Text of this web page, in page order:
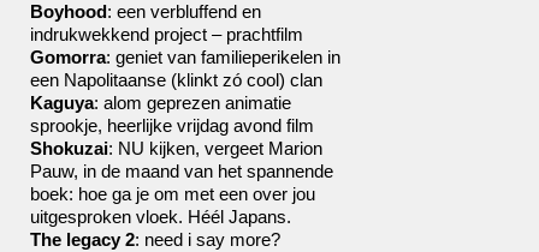
Boyhood: een verbluffend en
indrukwekkend project – prachtfilm
Gomorra: geniet van familieperikelen in
een Napolitaanse (klinkt zó cool) clan
Kaguya: alom geprezen animatie
sprookje, heerlijke vrijdag avond film
Shokuzai: NU kijken, vergeet Marion
Pauw, in de maand van het spannende
boek: hoe ga je om met een over jou
uitgesproken vloek. Héél Japans.
The legacy 2: need i say more?